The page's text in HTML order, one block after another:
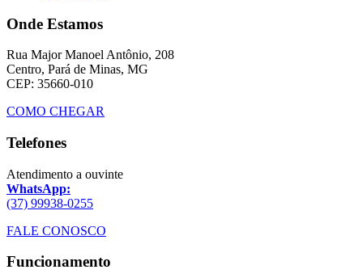
Onde Estamos
Rua Major Manoel Antônio, 208
Centro, Pará de Minas, MG
CEP: 35660-010
COMO CHEGAR
Telefones
Atendimento a ouvinte
WhatsApp:
(37) 99938-0255
FALE CONOSCO
Funcionamento